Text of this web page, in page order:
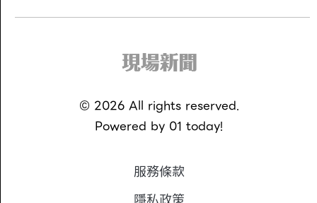
© 2026All rights reserved.
Powered by 01 today!
服務條款